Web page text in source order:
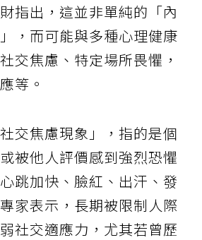
指出，這並非單純的「內
，而可能與多種心理健康
交焦慮、特定場所畏懼，
等。
交焦慮現象」，指的是個
被他人評價感到強烈恐懼
跳加快、臉紅、出汗、發
家表示，長期被限制人際
社交適應力，尤其若曾歷